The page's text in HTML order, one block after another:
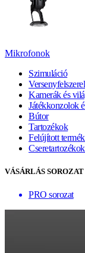
Mikrofonok
Szimuláció
Kamerák és
Játékkonzolok
Bútor
Tartozékok
Felújított
VÁSÁRLÁS
PRO sorozat